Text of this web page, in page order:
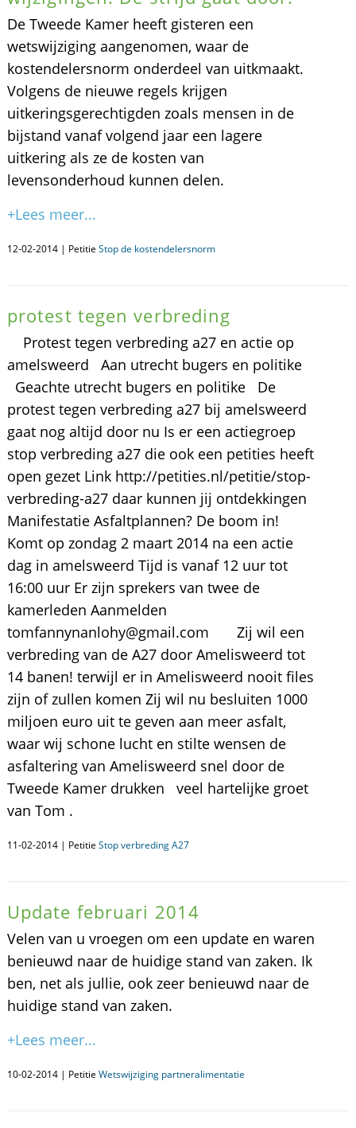
De Tweede Kamer heeft gisteren een
wetswijziging aangenomen, waar de
kostendelersnorm onderdeel van uitkmaakt.
Volgens de nieuwe regels krijgen
uitkeringsgerechtigden zoals mensen in de
bijstand vanaf volgend jaar een lagere
uitkering als ze de kosten van
levensonderhoud kunnen delen.
+Lees meer...
12-02-2014 | Petitie Stop de kostendelersnorm
protest tegen verbreding
Protest tegen verbreding a27 en actie op
amelsweerd Aan utrecht bugers en politike
Geachte utrecht bugers en politike De
protest tegen verbreding a27 bij amelsweerd
gaat nog altijd door nu Is er een actiegroep
stop verbreding a27 die ook een petities heeft
open gezet Link http://petities.nl/petitie/stop-
verbreding-a27 daar kunnen jij ontdekkingen
Manifestatie Asfaltplannen? De boom in!
Komt op zondag 2 maart 2014 na een actie
dag in amelsweerd Tijd is vanaf 12 uur tot
16:00 uur Er zijn sprekers van twee de
kamerleden Aanmelden
tomfannynanlohy@gmail.com Zij wil een
verbreding van de A27 door Amelisweerd tot
14 banen! terwijl er in Amelisweerd nooit files
zijn of zullen komen Zij wil nu besluiten 1000
miljoen euro uit te geven aan meer asfalt,
waar wij schone lucht en stilte wensen de
asfaltering van Amelisweerd snel door de
Tweede Kamer drukken veel hartelijke groet
van Tom .
11-02-2014 | Petitie Stop verbreding A27
Update februari 2014
Velen van u vroegen om een update en waren
benieuwd naar de huidige stand van zaken. Ik
ben, net als jullie, ook zeer benieuwd naar de
huidige stand van zaken.
+Lees meer...
10-02-2014 | Petitie Wetswijziging partneralimentatie